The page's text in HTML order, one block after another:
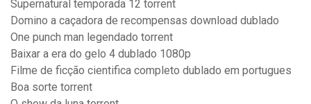
Supernatural temporada 12 torrent
Domino a caçadora de recompensas download dublado
One punch man legendado torrent
Baixar a era do gelo 4 dublado 1080p
Filme de ficção cientifica completo dublado em portugues
Boa sorte torrent